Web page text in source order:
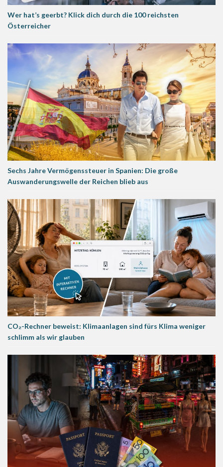
Wer hat’s geerbt? Klick dich durch die 100 reichsten
Österreicher
Sechs Jahre Vermögenssteuer in Spanien: Die große
Auswanderungswelle der Reichen blieb aus
CO₂-Rechner beweist: Klimaanlagen sind fürs Klima weniger
schlimm als wir glauben